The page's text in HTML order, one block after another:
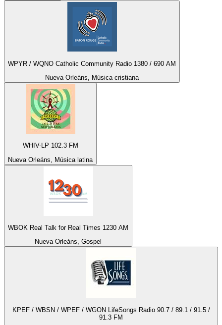
WPYR / WQNO Catholic Community Radio 1380 / 690 AM
Nueva Orleáns, Música cristiana
WHIV-LP 102.3 FM
Nueva Orleáns, Música latina
WBOK Real Talk for Real Times 1230 AM
Nueva Orleáns, Gospel
KPEF / WBSN / WPEF / WGON LifeSongs Radio 90.7 / 89.1 / 91.5 /
91.3 FM